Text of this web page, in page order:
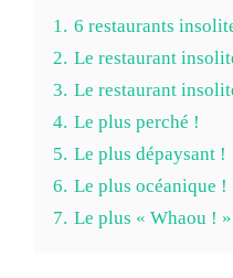
1. 6 restaurants
2. Le restaurant
3. Le restaurant
4. Le plus perché !
5. Le plus dépaysant !
6. Le plus océanique !
7. Le plus « Whaou ! »